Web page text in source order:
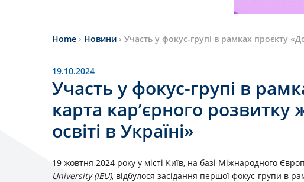
Home › Новини › Участь у фокус-групі в рамках проєкту
19.10.2024
Участь у фокус-групі в
карта кар’єрного розвитку
освіті в Україні»
19 жовтня 2024 року у місті Київ, на базі Міжнародного
University (IEU), відбулося засідання першої фокус-групи в